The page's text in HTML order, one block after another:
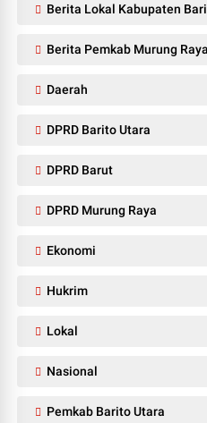
Berita Lokal Kabupaten
Berita Pemkab Murung Raya
Daerah
DPRD Barito Utara
DPRD Barut
DPRD Murung Raya
Ekonomi
Hukrim
Lokal
Nasional
Pemkab Barito Utara